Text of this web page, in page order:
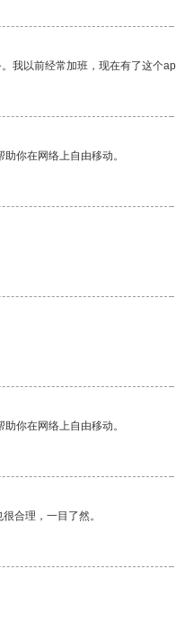
以前经常加班，现在有了这个
你在网络上自由移动。
你在网络上自由移动。
合理，一目了然。